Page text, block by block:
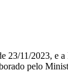
23/11/2023, e
pelo